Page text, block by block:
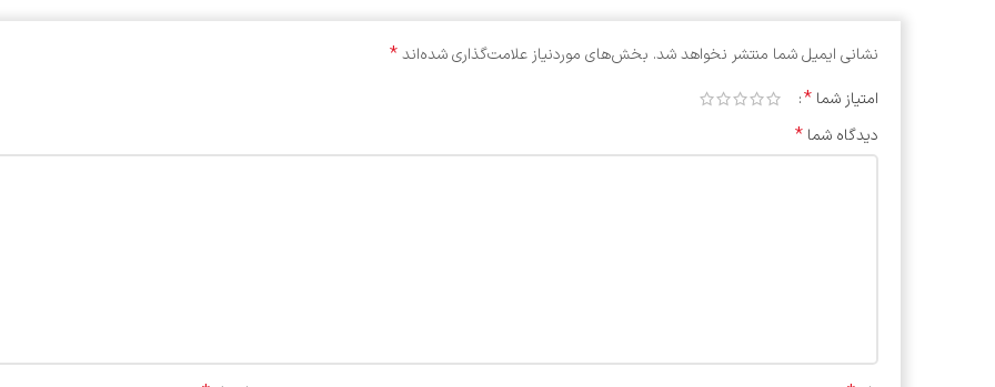
نشانی ایمیل شما منتشر نخواهد شد. بخش‌های موردنیاز علامت‌گذاری شده‌اند*
امتیاز شما*
دیدگاه شما*